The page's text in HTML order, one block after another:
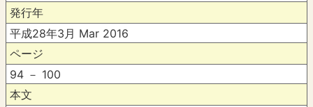
発行年
平成28年3月 Mar 2016
ページ
94 － 100
本文